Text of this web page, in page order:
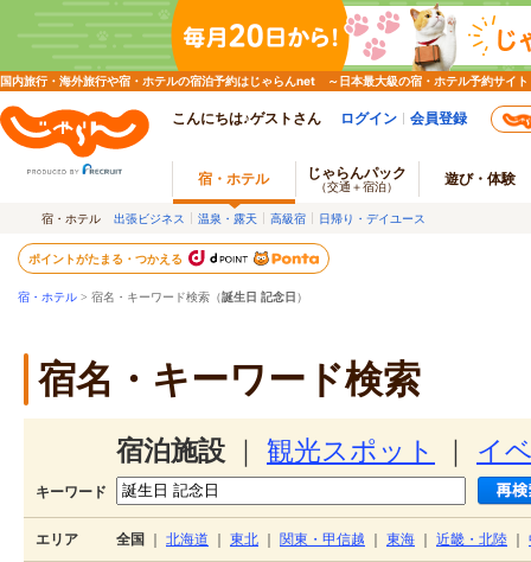
国内旅行・海外旅行や宿・ホテルの宿泊予約はじゃらんnet ～日本最大級の宿・ホテル予約サイト
こんにちは♪ゲストさん ログイン 会員登録
宿・ホテル じゃらんパック
（交通＋宿泊） 遊び・体験
宿・ホテル 出張ビジネス 温泉・露天 高級宿 日帰り・デイユース
ポイントがたまる・つかえる
宿・ホテル > 宿名・キーワード検索（誕生日 記念日 ）
宿名・キーワード検索
宿泊施設 観光スポット イ
キーワード
エリア 全国 北海道 東北 関東・甲信越 東海 近畿・北陸